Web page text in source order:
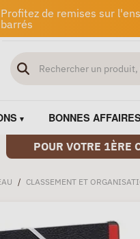
Profitez de remises sur
barrés
BONNES AFFAIRES
POUR VOTRE
/ CLASSEMENT ET